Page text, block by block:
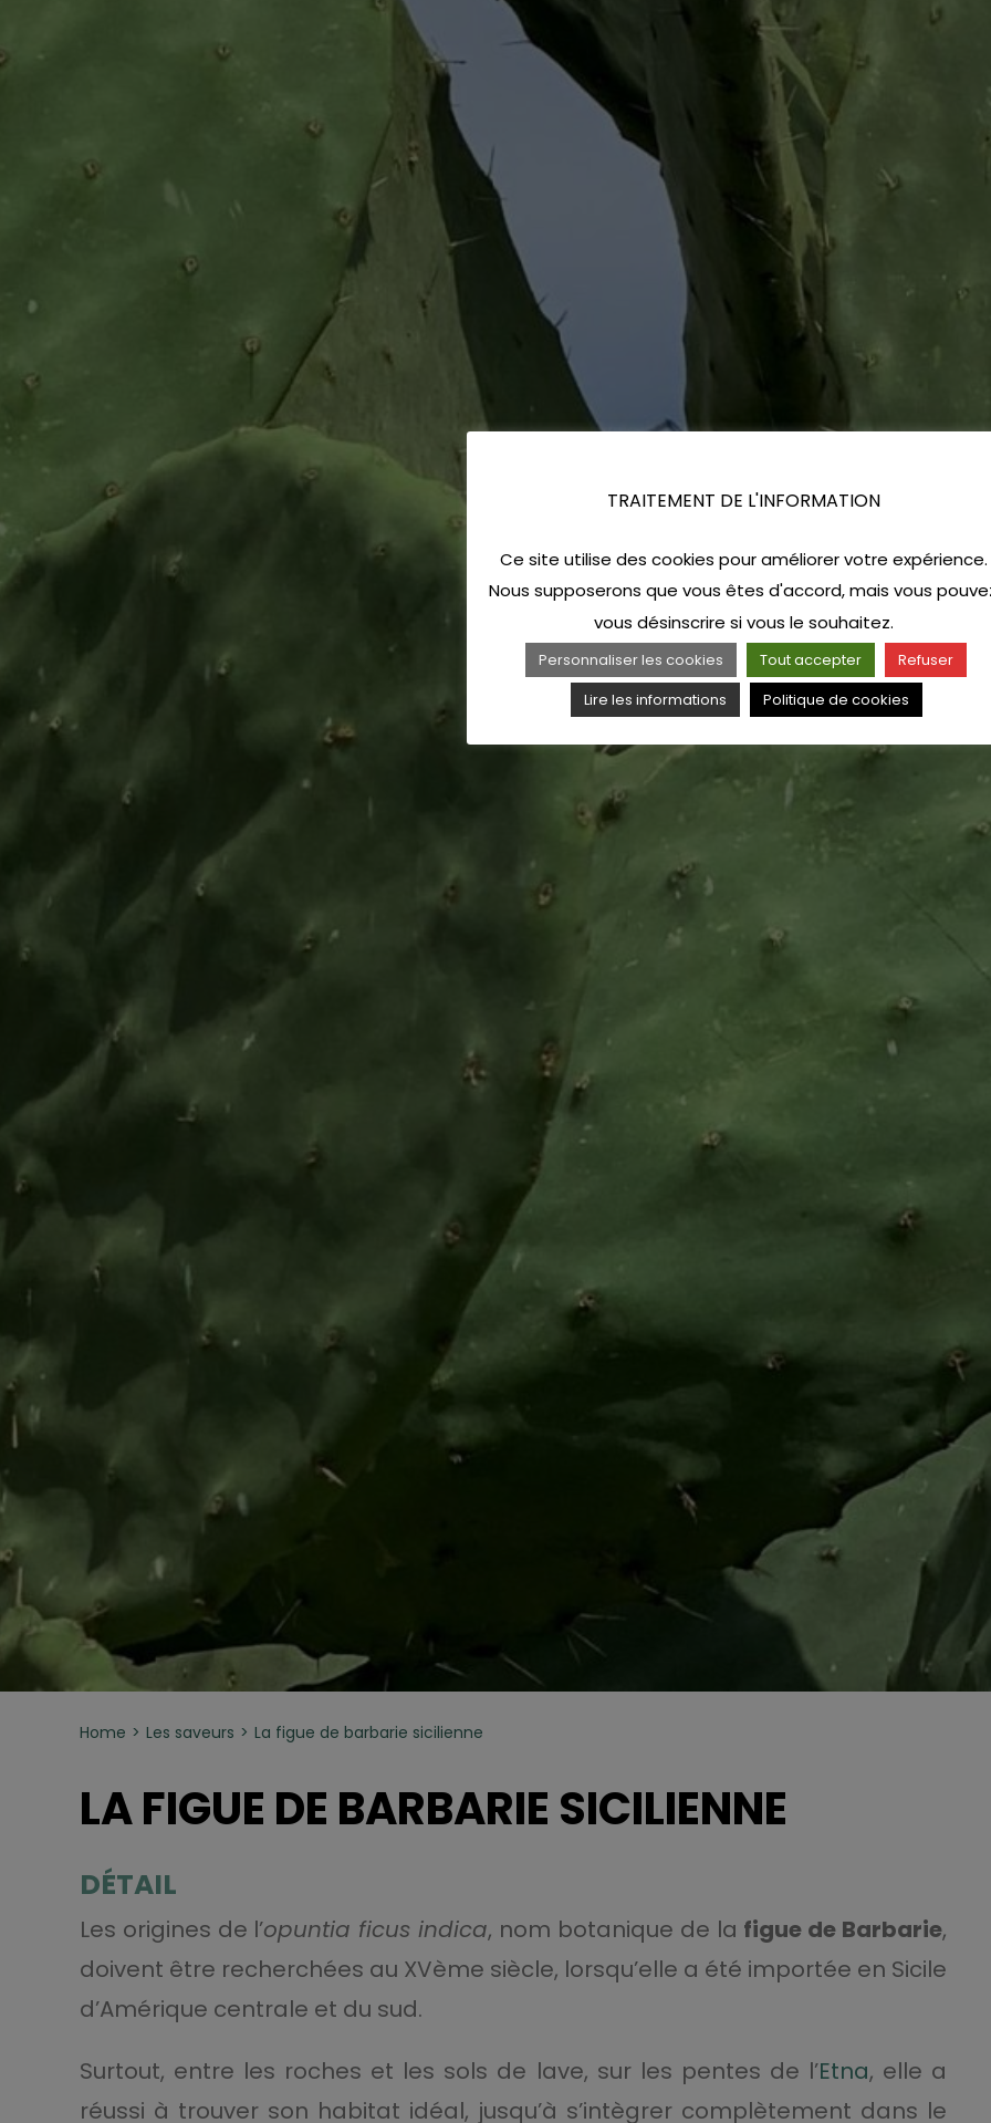
Home Les saveurs La figue de barbarie sicilienne
LA FIGUE DE BARBARIE SICILIENNE
DÉTAIL
Les origines de l’opuntia ficus indica, nom botanique de la figue de Barbarie,
doivent être recherchées au XVème siècle, lorsqu’elle a été importée en Sicile
d’Amérique centrale et du sud.
Surtout, entre les roches et les sols de lave, sur les pentes de l’Etna, elle a
réussi à trouver son habitat idéal, jusqu’à s’intègrer complètement dans le
TRAITEMENT DE L'INFORMATION
Ce site utilise des cookies pour améliorer votre expérience.
Nous supposerons que vous êtes d'accord, mais vous
vous désinscrire si vous le souhaitez.
Personnaliser les cookies Tout accepter
Refuser
Lire les informations
Politique de cookies